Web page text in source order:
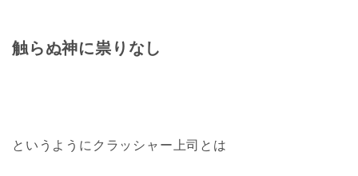
触らぬ神に祟りなし
というようにクラッシャー上司とは